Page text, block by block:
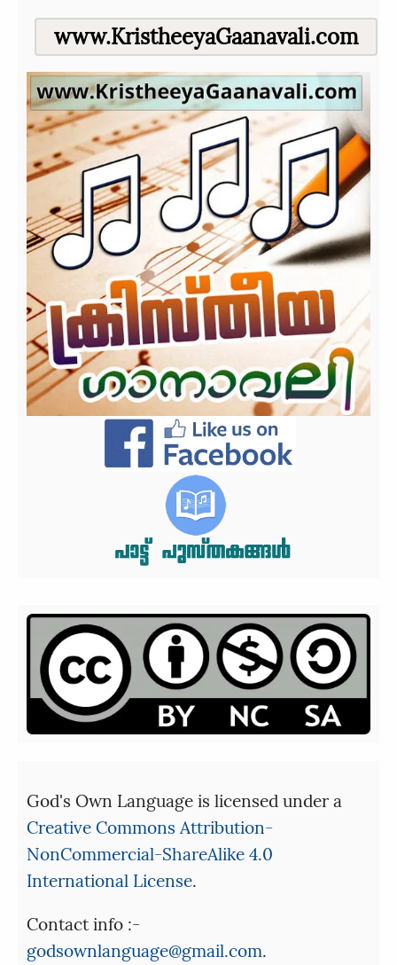
www.KristheeyaGaanavali.com
God's Own Language is licensed under a
Creative Commons Attribution-
NonCommercial-ShareAlike 4.0
International License.
Contact info :-
godsownlanguage@gmail.com.